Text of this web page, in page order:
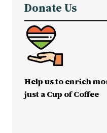
Donate Us
Help us to enrich
just a Cup of Coffee